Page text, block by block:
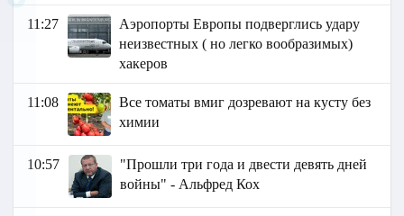
11:27
Аэропорты Европы подверглись удару
неизвестных ( но легко вообразимых)
хакеров
11:08
Все томаты вмиг дозревают на кусту без
химии
10:57
"Прошли три года и двести девять дней
войны" - Альфред Кох